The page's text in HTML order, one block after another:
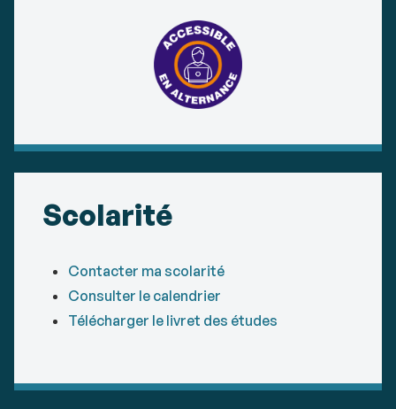
Scolarité
Contacter ma scolarité
Consulter le calendrier
Télécharger le livret des études